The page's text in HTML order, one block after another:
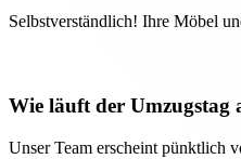
Selbstverständlich! Ihre Möbel
Wie läuft der Umzugstag
Unser Team erscheint pünktlich